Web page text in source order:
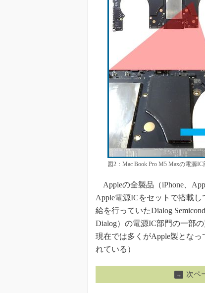
図2：Mac Book Pro M5 Maxの電源
Appleの全製品（iPhone、
Apple電源ICをセットで搭載
給を行っていたDialog
Dialog）の電源IC部門の一部
現在では多くがApple製となっ
れている）
→ 次ペ